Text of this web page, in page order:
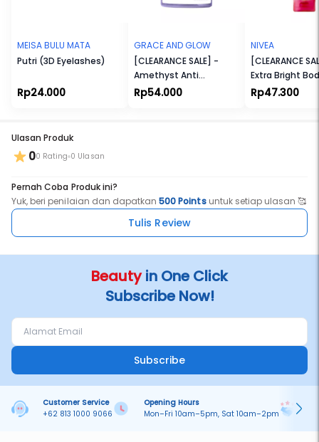
Hewan. Tanpa Bahan yang Membahayakan Eksistensi Terumbu
MEISA BULU MATA
Putri (3D Eyelashes)
Rp24.000
GRACE AND GLOW
[CLEARANCE SALE] -
Amethyst Anti
Dandruff Shampoo
Rp54.000
NIVEA
[CLEARANCE
Extra Bright
10 Super
Rp47.300
Ulasan Produk
00 Rating 0 Ulasan
Pernah Coba Produk ini?
Yuk, beri penilaian dan dapatkan500 Pointsuntuk setiap ulasan 🥰
Tulis Review
Beautyin One Click
Subscribe Now!
Subscribe
Customer Service
+62 813 1000 9066
Opening Hours
Mon–Fri 10am–5pm, Sat 10am–2pm